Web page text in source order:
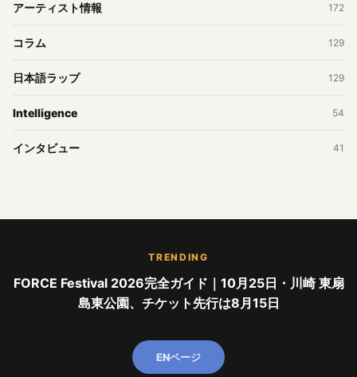
アーティスト情報 172
コラム 129
日本語ラップ 129
Intelligence 54
インタビュー 41
TRENDING
FORCE Festival 2026完全ガイド｜10月25日・川崎 東扇
島東公園、チケット先行は8月15日
ENページ